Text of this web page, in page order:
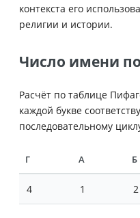
контекста его
религии и истории.
Число имени
Расчёт по таблице
каждой букве
последовательному
Г А Б
4 1 2